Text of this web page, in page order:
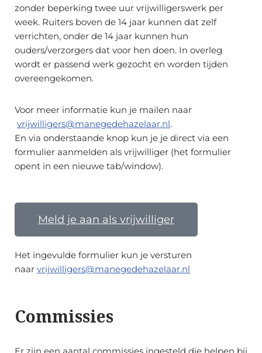
zonder beperking twee uur vrijwilligerswerk per
week. Ruiters boven de 14 jaar kunnen dat zelf
verrichten, onder de 14 jaar kunnen hun
ouders/verzorgers dat voor hen doen. In overleg
wordt er passend werk gezocht en worden tijden
overeengekomen.
Voor meer informatie kun je mailen naar
vrijwilligers@manegedehazelaar.nl.
En via onderstaande knop kun je je direct via een
formulier aanmelden als vrijwilliger (het formulier
opent in een nieuwe tab/window).
Meld je aan als vrijwilliger
Het ingevulde formulier kun je versturen
naar vrijwilligers@manegedehazelaar.nl
Commissies